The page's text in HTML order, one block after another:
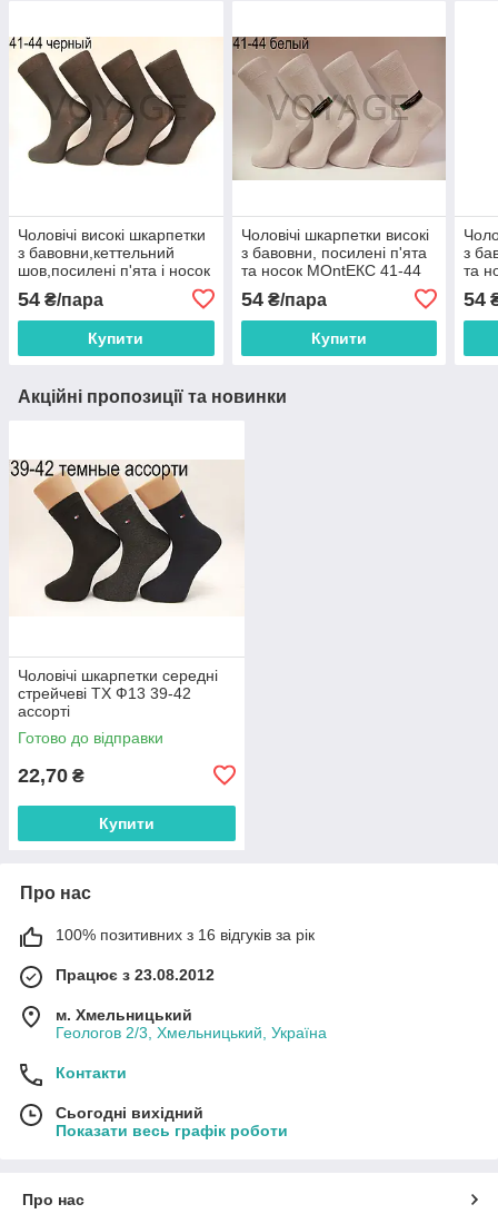
Чоловічі високі шкарпетки
з бавовни,кеттельний
шов,посилені п'ята і носок
МОНТЕКС 41-44 чорний
54 ₴/пара
Купити
Чоловічі шкарпетки високі
з бавовни, посилені п'ята
та носок МОntЕКС 41-44
54₴/пара
Купити
з
та
54
Акційні пропозиції та новинки
Чоловічі шкарпетки середні
стрейчеві ТХ Ф13 39-42
ассорті
Готово до відправки
22,70 ₴
Купити
Про нас
100% позитивних з 16 відгуків за рік
Працює з 23.08.2012
м. Хмельницький
Геологов 2/3, Хмельницький, Україна
Контакти
Сьогодні вихідний
Показати весь графік роботи
Про нас